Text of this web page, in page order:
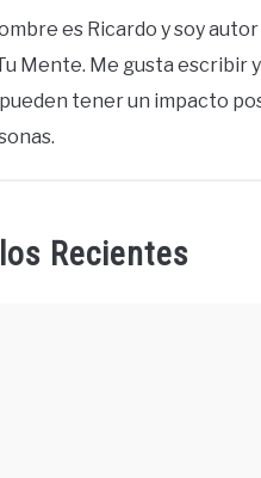
es Ricardo y soy
Mente. Me gusta escribir
tener un impacto
Recientes